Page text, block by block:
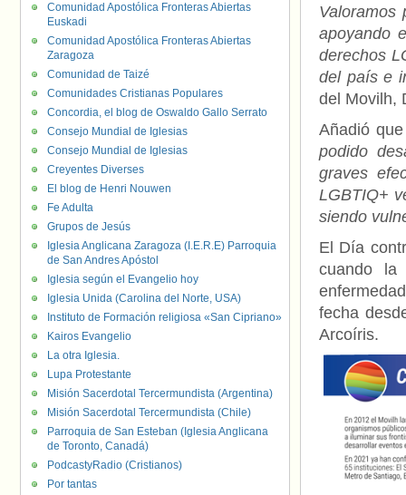
Valoramos
apoyando
derechos
del país e
del Movilh,
Añadió que
podido
graves
LGBTIQ+
siendo
El Día
cuando
fecha
Arcoíris.
Comunidad Apostólica Fronteras Abiertas
Euskadi
Comunidad Apostólica Fronteras Abiertas
Zaragoza
Comunidad de Taizé
Comunidades Cristianas Populares
Concordia, el blog de Oswaldo Gallo Serrato
Consejo Mundial de Iglesias
Consejo Mundial de Iglesias
Creyentes Diverses
El blog de Henri Nouwen
Fe Adulta
Grupos de Jesús
Iglesia Anglicana Zaragoza (I.E.R.E) Parroquia
de San Andres Apóstol
Iglesia según el Evangelio hoy
Iglesia Unida (Carolina del Norte, USA)
Instituto de Formación religiosa «San Cipriano»
Kairos Evangelio
La otra Iglesia.
Lupa Protestante
Misión Sacerdotal Tercermundista (Argentina)
Misión Sacerdotal Tercermundista (Chile)
Parroquia de San Esteban (Iglesia Anglicana
de Toronto, Canadá)
PodcastyRadio (Cristianos)
Por tantas